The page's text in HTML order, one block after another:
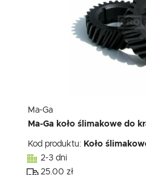
Ma-Ga
Ma-Ga koło ślimakowe do
Kod produktu: Koło
2-3 dni
25.00 zł